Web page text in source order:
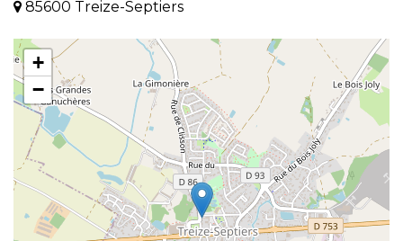
85600 Treize-Septiers
+
−